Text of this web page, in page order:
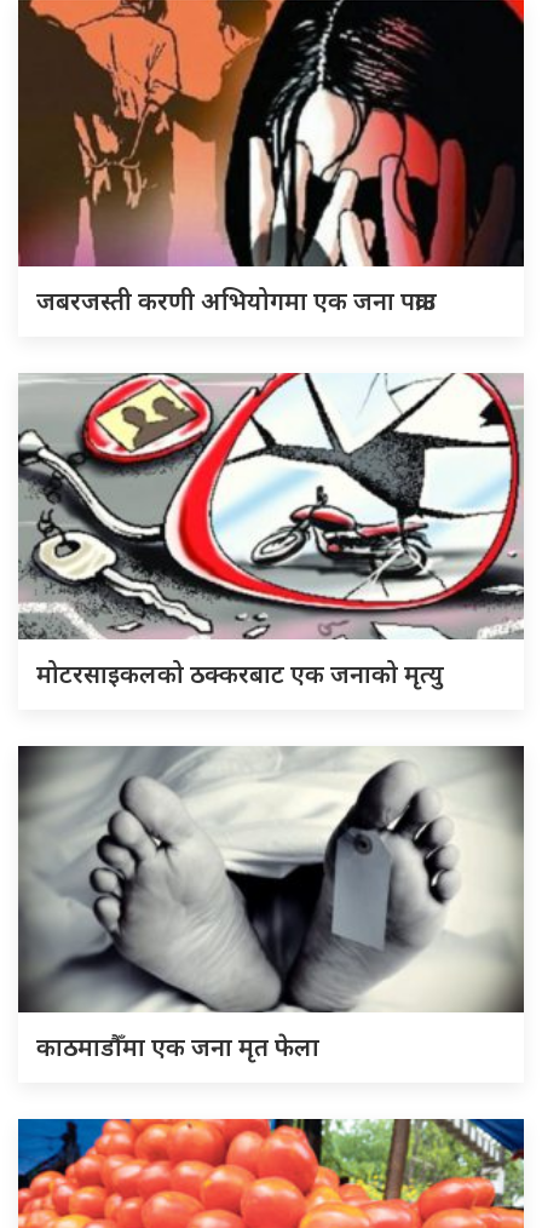
जबरजस्ती करणी अभियोगमा एक जना पक्राउ
मोटरसाइकलको ठक्करबाट एक जनाको मृत्यु
काठमाडौँमा एक जना मृत फेला